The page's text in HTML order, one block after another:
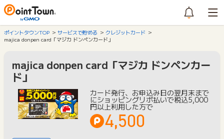
ポイントタウンTOP サービスで貯める
クレジットカード
majica donpen card「マジカ ドンペンカード」
majica donpen card「マジカ ドンペンカー
ド」
カード発行、お申込み日の翌月末まで
にショッピングリボ払いで税込5,000
円以上利用した方で
4,500